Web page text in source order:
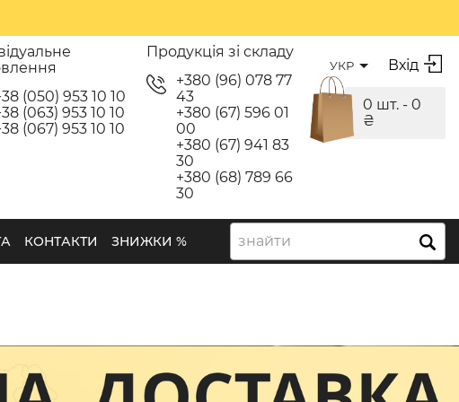
(050) 953 10 10
(063) 953 10 10
(067) 953 10 10
Продукція зі складу
+380 (96) 078 77
43
+380 (67) 596 01
00
+380 (67) 941 83
30
+380 (68) 789 66
30
УКР Вхід
0 шт. - 0
₴
КОНТАКТИ ЗНИЖКИ % знайти